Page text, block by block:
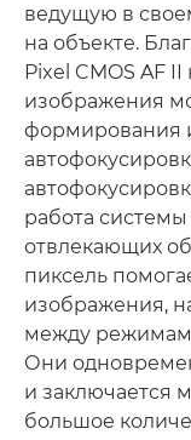
ведущую в
на объекте.
Pixel CMOS AF
изображения
формирования
работа
отвлекающих
пиксель
изображения,
между
Они
и заключается
большое